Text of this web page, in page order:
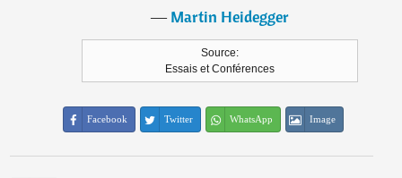
―Martin Heidegger
Source:
Essais et Conférences
Facebook Twitter WhatsApp Image